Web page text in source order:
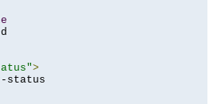
>
status